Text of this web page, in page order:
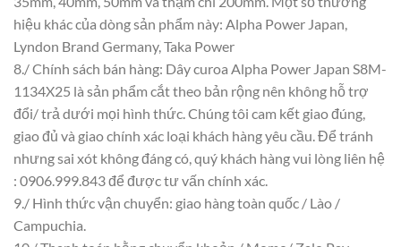
hiệu khác của dòng sản phẩm này: Alpha Power Japan,
Lyndon Brand Germany, Taka Power
8./ Chính sách bán hàng: Dây curoa Alpha Power Japan S8M-
1134X25 là sản phẩm cắt theo bản rộng nên không hỗ trợ
đổi/ trả dưới mọi hình thức. Chúng tôi cam kết giao đúng,
giao đủ và giao chính xác loại khách hàng yêu cầu. Để tránh
nhưng sai xót không đáng có, quý khách hàng vui lòng liên hệ
: 0906.999.843 để được tư vấn chính xác.
9./ Hình thức vận chuyển: giao hàng toàn quốc / Lào /
Campuchia.